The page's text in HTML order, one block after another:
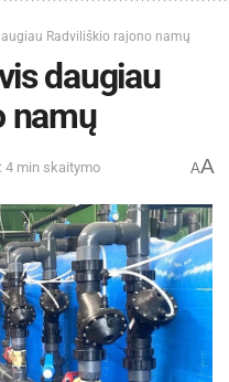
Radviliškio rajono namų
daugiau
namų
4 min skaitymo AA